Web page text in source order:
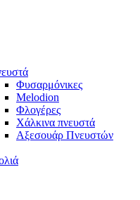
Φυσαρμόνικες
Melodion
Φλογέρες
Χάλκινα πνευστά
Αξεσουάρ Πνευστών